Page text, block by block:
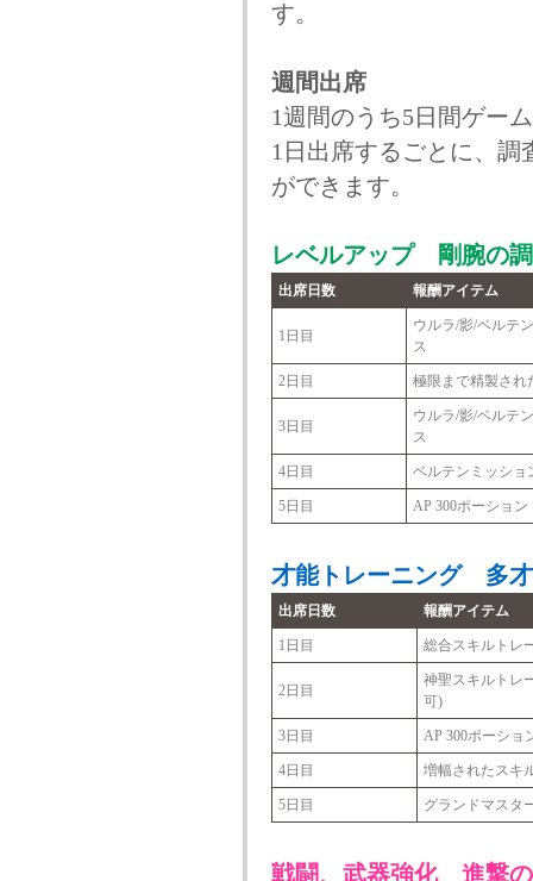
す。
週間出席
1週間のうち5日間ゲー
1日出席するごとに、
ができます。
レベルアップ 剛腕の
出席日数 報酬アイテム
1日目
ウルラ/影/ベルテ
ス
2日目 極限まで精製され
3日目
ウルラ/影/ベルテ
ス
4日目 ベルテンミッショ
5日目 AP 300ポーション
才能トレーニング 多
出席日数 報酬アイテム
1日目 総合スキルトレ
2日目
神聖スキルトレ
可)
3日目 AP 300ポーショ
4日目 増幅されたスキ
5日目 グランドマスタ
戦闘、武器強化 進撃